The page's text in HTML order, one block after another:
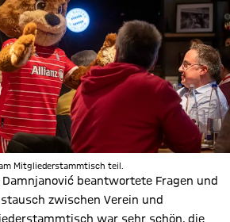
Mitgliederstammtisch teil.
beantwortete Fragen und
zwischen Verein und
war sehr schön, die